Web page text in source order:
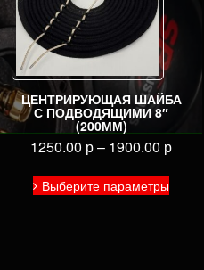
ЦЕНТРИРУЮЩАЯ ШАЙБА
С ПОДВОДЯЩИМИ 8″
(200ММ)
1250.00 р– 1900.00 р
Выберите параметрытовар